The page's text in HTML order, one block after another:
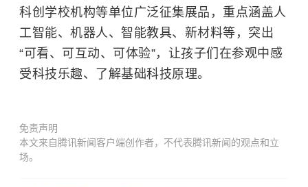
科创学校机构等单位广泛征集展品，重点涵盖人
工智能、机器人、智能教具、新材料等，突出
“可看、可互动、可体验”，让孩子们在参观中感
受科技乐趣、了解基础科技原理。
免责声明
本文来自腾讯新闻客户端创作者，不代表腾讯新闻的观点和立
场。